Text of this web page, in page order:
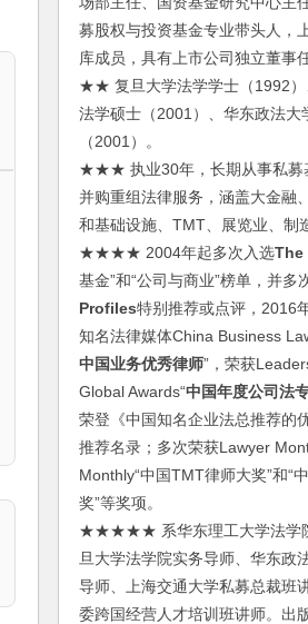
募股权与投资基金专业带头人，
库成员，具有上市公司独立董事
★★ 复旦大学法学学士（1992）
法学硕士（2001）、华东政法大
（2001）。
★★★ 执业30年，长期从事私募
并购重组法律服务，涵盖大金融
和基础设施、TMT、展览业、制
★★★★ 2004年起多次入选The
基金”和“公司与商业”榜单，并多
Profiles特别推荐或点评，2016
知名法律媒体China Business
中国业务优秀律师”，荣获
Global Awards“中国年度公司法
荣登《中国知名企业法总推荐的
推荐名录；多次荣获Lawyer
Monthly“中国TMT律师大奖”和“
奖”等奖项。
★★★★★ 系华东理工大学法学
旦大学法学院实务导师、华东政
导师、上海交通大学私募总裁班
委跨国经营人才培训班讲师。出